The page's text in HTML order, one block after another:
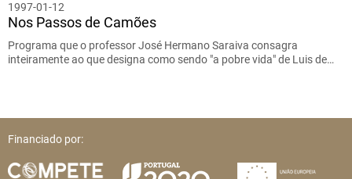
1997-01-12
Nos Passos de Camões
Programa que o professor José Hermano Saraiva consagra
inteiramente ao que designa como sendo "a pobre vida" de Luis de…
Financiado por: